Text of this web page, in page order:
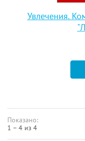
Увлечения.
Показано:
1 – 4 из 4